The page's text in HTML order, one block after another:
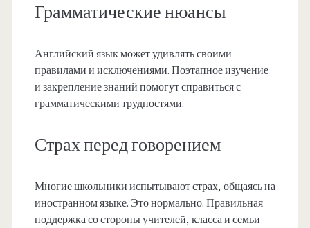
Грамматические нюансы
Английский язык может удивлять своими
правилами и исключениями. Поэтапное изучение
и закрепление знаний помогут справиться с
грамматическими трудностями.
Страх перед говорением
Многие школьники испытывают страх, общаясь на
иностранном языке. Это нормально. Правильная
поддержка со стороны учителей, класса и семьи